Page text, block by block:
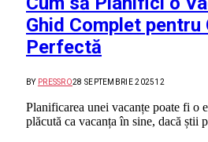
Ghid Complet pentru
Perfectă
BY PRESSRO28 SEPTEMBRIE 202512
Planificarea unei vacanțe poate fi o
plăcută ca vacanța în sine, dacă știi